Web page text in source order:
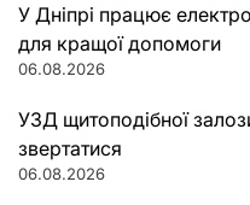
У Дніпрі працює
для кращої допомоги
06.08.2026
УЗД щитоподібної
звертатися
06.08.2026